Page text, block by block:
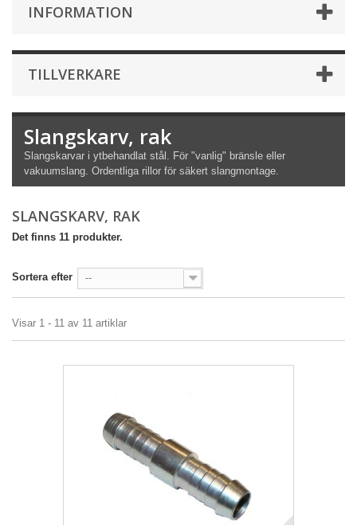
INFORMATION
TILLVERKARE
Slangskarv, rak
Slangskarvar i ytbehandlat stål. För "vanlig" bränsle eller
vakuumslang. Ordentliga rillor för säkert slangmontage.
SLANGSKARV, RAK
Det finns 11 produkter.
Sortera efter --
Visar 1 - 11 av 11 artiklar